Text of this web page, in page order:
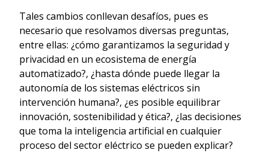
Tales cambios conllevan desafíos, pues es
necesario que resolvamos diversas preguntas,
entre ellas: ¿cómo garantizamos la seguridad y
privacidad en un ecosistema de energía
automatizado?, ¿hasta dónde puede llegar la
autonomía de los sistemas eléctricos sin
intervención humana?, ¿es posible equilibrar
innovación, sostenibilidad y ética?, ¿las decisiones
que toma la inteligencia artificial en cualquier
proceso del sector eléctrico se pueden explicar?